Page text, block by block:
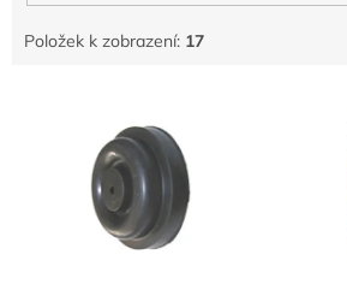
Položek k zobrazení: 17